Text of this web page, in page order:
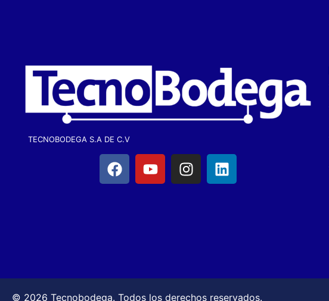
TECNOBODEGA S.A DE C.V
© 2026 Tecnobodega. Todos los derechos reservados.